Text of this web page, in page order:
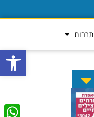
פתח
תרבות